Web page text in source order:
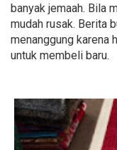
banyak jemaah. Bila
mudah rusak. Berita
menanggung karena
untuk membeli baru.